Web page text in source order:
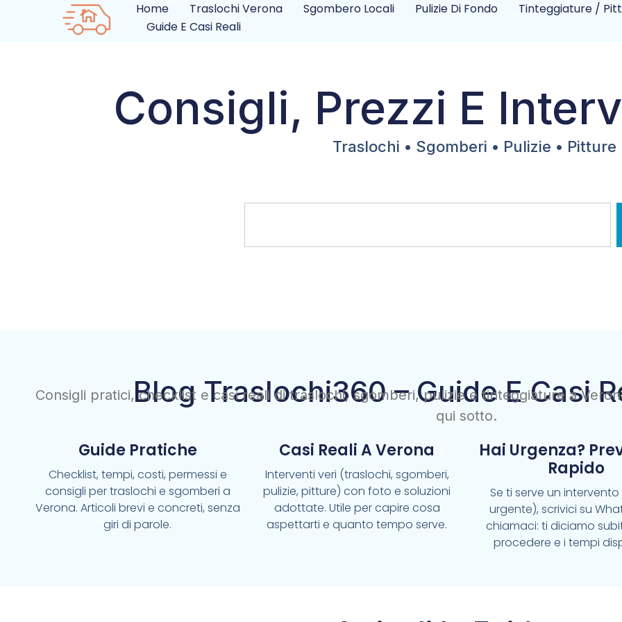
Home Traslochi Verona Sgombero Locali Pulizie Di Fondo Tinteggiature /
Guide E Casi Reali
Consigli, Prezzi E
Traslochi • Sgomberi • Pulizie • Pitture
Blog Traslochi360 – Guide E Casi
Consigli pratici, checklist e casi reali di traslochi, sgomberi, pulizie e tinteggiature a
qui sotto.
Guide Pratiche
Checklist, tempi, costi, permessi e
consigli per traslochi e sgomberi a
Verona. Articoli brevi e concreti, senza
giri di parole.
Casi Reali A Verona
Interventi veri (traslochi, sgomberi,
pulizie, pitture) con foto e soluzioni
adottate. Utile per capire cosa
aspettarti e quanto tempo serve.
Hai Urgenza?
Rapido
Se ti serve un
urgente), scrivici su
chiamaci: ti diciamo
procedere e i tempi